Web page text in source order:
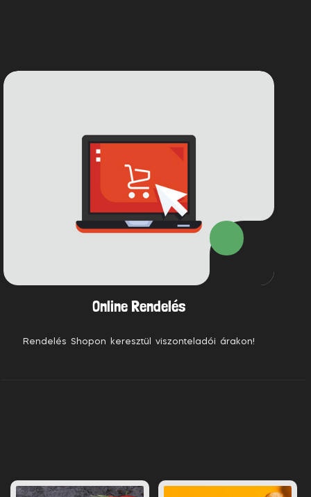
Online Rendelés
Rendelés Shopon keresztül viszonteladói árakon!